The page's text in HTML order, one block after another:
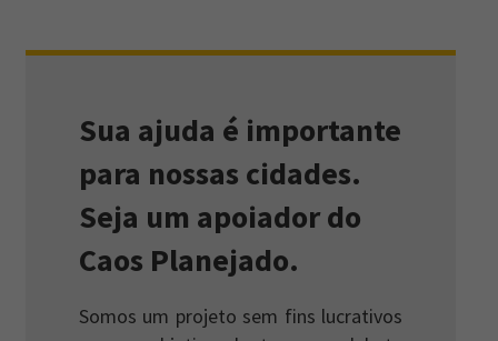
Sua ajuda é importante
para nossas cidades.
Seja um apoiador do
Caos Planejado.
Somos um projeto sem fins lucrativos